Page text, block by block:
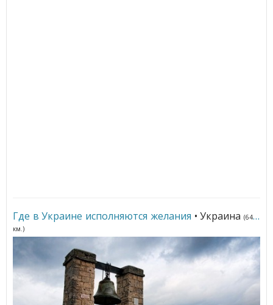
Где в Украине исполняются желания • Украина(6419
км.)